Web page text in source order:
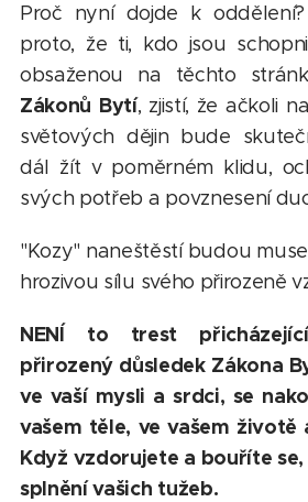
Proč nyní dojde k
proto, že ti, kdo jsou
obsaženou na těchto
Zákonů Bytí, zjistí, že ačkoli
světových dějin bude
dál žít v poměrném klidu,
svých potřeb a povznesení
"Kozy" naneštěstí budou
hrozivou sílu svého přirozeně
NENÍ to trest
přirozený důsledek Zákona
ve vaší mysli a srdci, se
vašem těle, ve vašem životě
Když vzdorujete a bouříte
splnění vašich tužeb.